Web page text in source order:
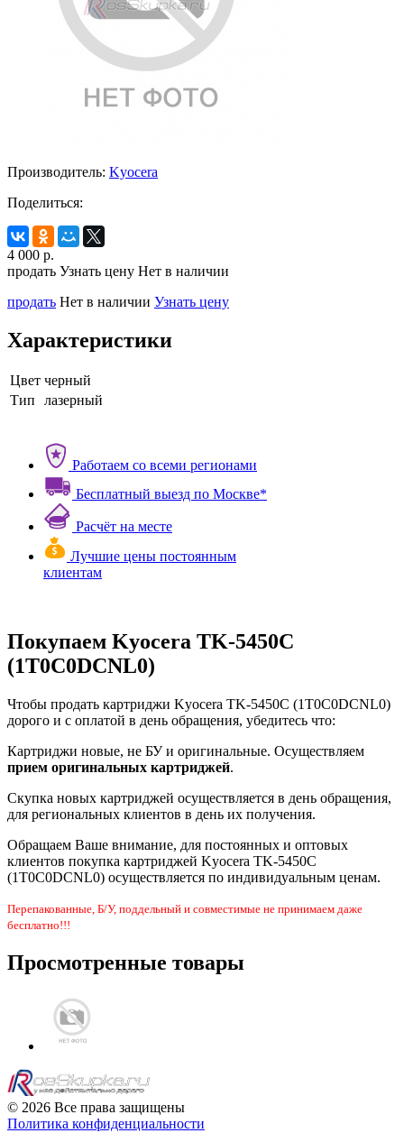
Производитель: Kyocera
Поделиться:
4 000 р.
продать Узнать цену Нет в наличии
продать Нет в наличии Узнать цену
Характеристики
Цвет черный
Тип
лазерный
Работаем со всеми регионами
Бесплатный выезд по Москве*
Расчёт на месте
Лучшие цены постоянным
клиентам
Покупаем Kyocera TK-5450C
(1T0C0DCNL0)
Чтобы продать картриджи Kyocera TK-5450C (1T0C0DCNL0)
дорого и с оплатой в день обращения, убедитесь что:
Картриджи новые, не БУ и оригинальные. Осуществляем
прием оригинальных картриджей.
Скупка новых картриджей осуществляется в день обращения,
для региональных клиентов в день их получения.
Обращаем Ваше внимание, для постоянных и оптовых
клиентов покупка картриджей Kyocera TK-5450C
(1T0C0DCNL0) осуществляется по индивидуальным ценам.
Перепакованные, Б/У, поддельный и совместимые не принимаем даже
бесплатно!!!
Просмотренные товары
© 2026 Все права защищены
Политика конфиденциальности